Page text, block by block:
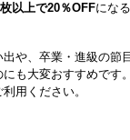
以上で20％OFFにな
や、卒業・進級の節
も大変おすすめです。
用ください。